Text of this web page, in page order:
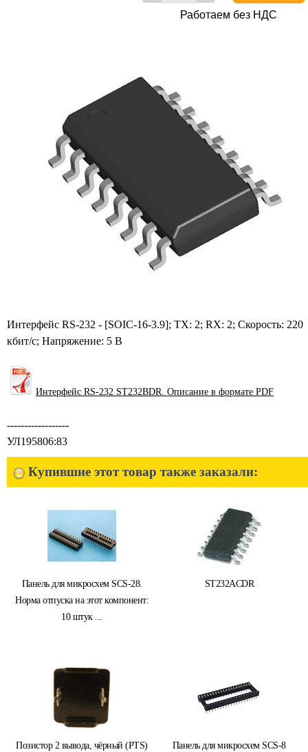
Работаем без НДС
Интерфейс RS-232 - [SOIC-16-3.9]; TX: 2; RX: 2; Скорость: 220
кбит/с; Напряжение: 5 В
Интерфейс RS-232 ST232BDR. Описание в формате PDF
------------------
УЛ195806:83
Купившие этот товар также заказали:
Панель для микросхем SCS-28.
Норма отпуска на этот компонент:
10 штук ...
ST232ACDR
Позистор 2 вывода, чёрный (PTS) Панель для микросхем SCS-8